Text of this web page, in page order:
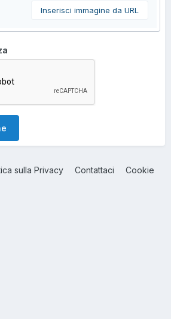
Inserisci immagine da URL
sulla Privacy Contattaci Cookie